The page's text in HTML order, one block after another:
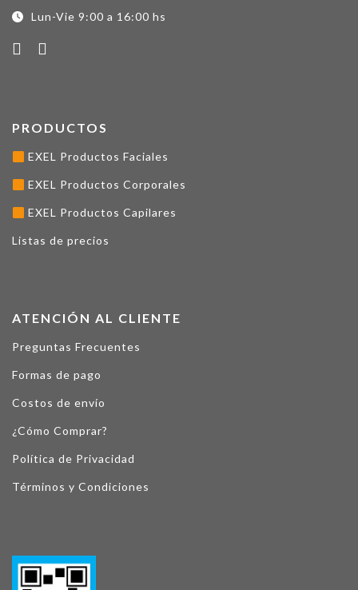
Lun-Vie 9:00 a 16:00 hs
PRODUCTOS
EXEL Productos Faciales
EXEL Productos Corporales
EXEL Productos Capilares
Listas de precios
ATENCIÓN AL CLIENTE
Preguntas Frecuentes
Formas de pago
Costos de envío
¿Cómo Comprar?
Política de Privacidad
Términos y Condiciones